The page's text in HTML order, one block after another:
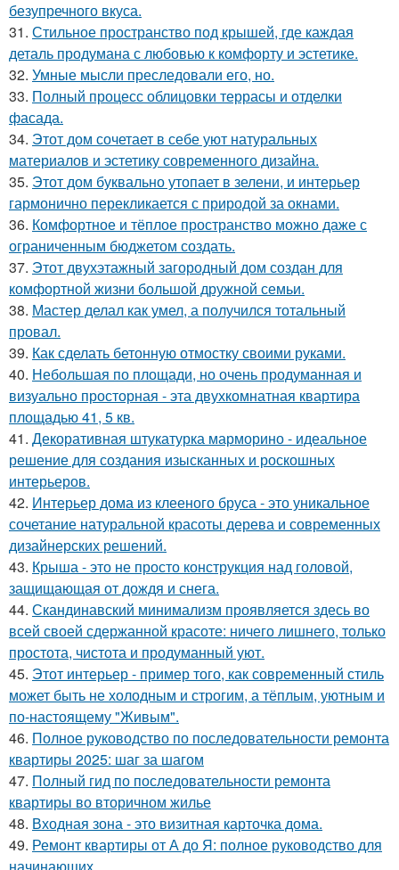
безупречного вкуса.
31. Стильное пространство под крышей, где каждая
деталь продумана с любовью к комфорту и эстетике.
32. Умные мысли преследовали его, но.
33. Полный процесс облицовки террасы и отделки
фасада.
34. Этот дом сочетает в себе уют натуральных
материалов и эстетику современного дизайна.
35. Этот дом буквально утопает в зелени, и интерьер
гармонично перекликается с природой за окнами.
36. Комфортное и тёплое пространство можно даже с
ограниченным бюджетом создать.
37. Этот двухэтажный загородный дом создан для
комфортной жизни большой дружной семьи.
38. Мастер делал как умел, а получился тотальный
провал.
39. Как сделать бетонную отмостку своими руками.
40. Небольшая по площади, но очень продуманная и
визуально просторная - эта двухкомнатная квартира
площадью 41, 5 кв.
41. Декоративная штукатурка марморино - идеальное
решение для создания изысканных и роскошных
интерьеров.
42. Интерьер дома из клееного бруса - это уникальное
сочетание натуральной красоты дерева и современных
дизайнерских решений.
43. Крыша - это не просто конструкция над головой,
защищающая от дождя и снега.
44. Скандинавский минимализм проявляется здесь во
всей своей сдержанной красоте: ничего лишнего, только
простота, чистота и продуманный уют.
45. Этот интерьер - пример того, как современный стиль
может быть не холодным и строгим, а тёплым, уютным и
по-настоящему "Живым".
46. Полное руководство по последовательности ремонта
квартиры 2025: шаг за шагом
47. Полный гид по последовательности ремонта
квартиры во вторичном жилье
48. Входная зона - это визитная карточка дома.
49. Ремонт квартиры от А до Я: полное руководство для
начинающих